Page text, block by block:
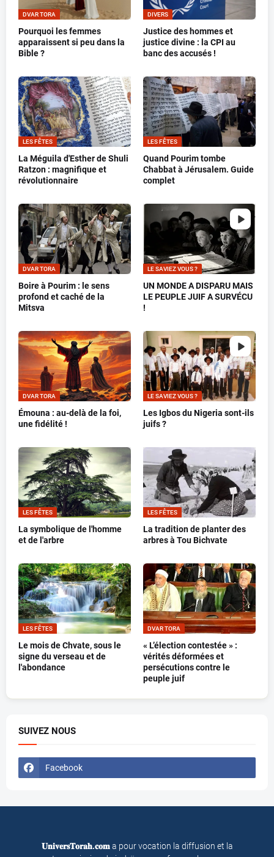
DVAR TORA
Pourquoi les femmes
apparaissent si peu dans la
Bible ?
DIVERS
Justice des hommes et
justice divine : la CPI au
banc des accusés !
LES FÊTES
La Méguila d'Esther de Shuli
Ratzon : magnifique et
révolutionnaire
LES FÊTES
Quand Pourim tombe
Chabbat à Jérusalem. Guide
complet
DVAR TORA
Boire à Pourim : le sens
profond et caché de la
Mitsva
LE SAVIEZ VOUS ?
UN MONDE A DISPARU MAIS
LE PEUPLE JUIF A SURVÉCU
!
DVAR TORA
Émouna : au-delà de la foi,
une fidélité !
LE SAVIEZ VOUS ?
Les Igbos du Nigeria sont-ils
juifs ?
LES FÊTES
La symbolique de l'homme
et de l'arbre
LES FÊTES
La tradition de planter des
arbres à Tou Bichvate
LES FÊTES
Le mois de Chvate, sous le
signe du verseau et de
l'abondance
DVAR TORA
« L’élection contestée » :
vérités déformées et
persécutions contre le
peuple juif
SUIVEZ NOUS
Facebook
𝐔𝐧𝐢𝐯𝐞𝐫𝐬𝐓𝐨𝐫𝐚𝐡.𝐜𝐨𝐦a pour vocation la diffusion et la